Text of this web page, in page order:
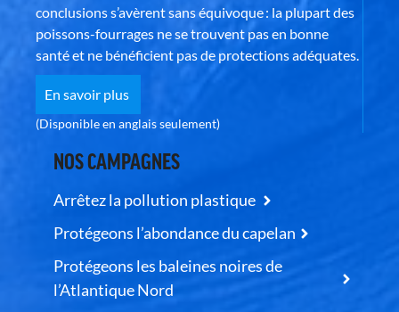
conclusions s’avèrent sans équivoque : la plupart des
poissons-fourrages ne se trouvent pas en bonne
santé et ne bénéficient pas de protections adéquates.
En savoir plus
(Disponible en anglais seulement)
NOS CAMPAGNES
Arrêtez la pollution plastique
Protégeons l’abondance du capelan
Protégeons les baleines noires de
l’Atlantique Nord